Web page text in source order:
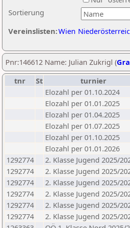
Sortierung
Vereinslisten:Wien
Pnr:146612 Name: Julian Zukrigl (
tnr
St turnier
Elozahl per 01.10.2024
Elozahl per 01.01.2025
Elozahl per 01.04.2025
Elozahl per 01.07.2025
Elozahl per 01.10.2025
Elozahl per 01.01.2026
1292774
2. Klasse Jugend 2025/
1292774
2. Klasse Jugend 2025/
1292774
2. Klasse Jugend 2025/
1292774
2. Klasse Jugend 2025/
1292774
2. Klasse Jugend 2025/
1292774
2. Klasse Jugend 2025/